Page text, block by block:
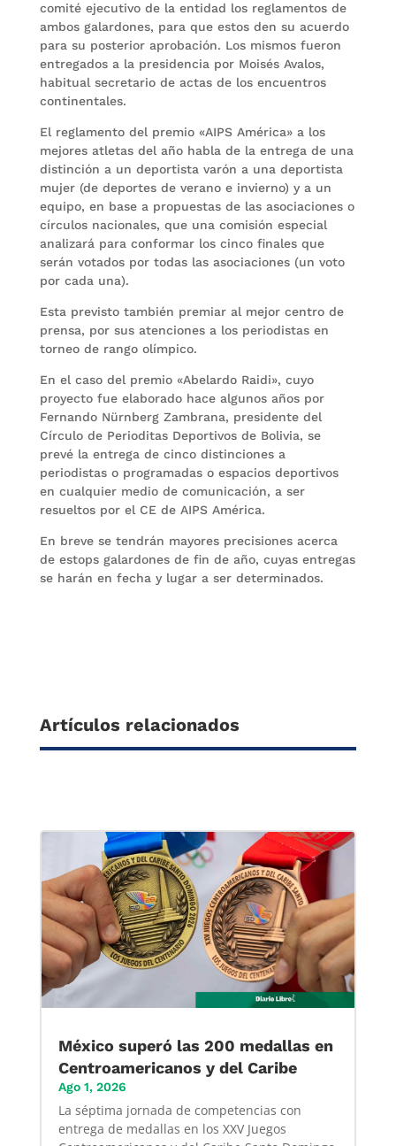
comité ejecutivo de la entidad los reglamentos de
ambos galardones, para que estos den su acuerdo
para su posterior aprobación. Los mismos fueron
entregados a la presidencia por Moisés Avalos,
habitual secretario de actas de los encuentros
continentales.
El reglamento del premio «AIPS América» a los
mejores atletas del año habla de la entrega de una
distinción a un deportista varón a una deportista
mujer (de deportes de verano e invierno) y a un
equipo, en base a propuestas de las asociaciones o
círculos nacionales, que una comisión especial
analizará para conformar los cinco finales que
serán votados por todas las asociaciones (un voto
por cada una).
Esta previsto también premiar al mejor centro de
prensa, por sus atenciones a los periodistas en
torneo de rango olímpico.
En el caso del premio «Abelardo Raidi», cuyo
proyecto fue elaborado hace algunos años por
Fernando Nürnberg Zambrana, presidente del
Círculo de Perioditas Deportivos de Bolivia, se
prevé la entrega de cinco distinciones a
periodistas o programadas o espacios deportivos
en cualquier medio de comunicación, a ser
resueltos por el CE de AIPS América.
En breve se tendrán mayores precisiones acerca
de estops galardones de fin de año, cuyas entregas
se harán en fecha y lugar a ser determinados.
Artículos relacionados
México superó las 200 medallas en
Centroamericanos y del Caribe
Ago 1, 2026
La séptima jornada de competencias con
entrega de medallas en los XXV Juegos